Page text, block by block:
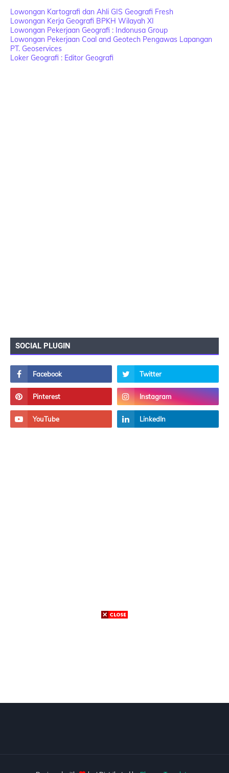
Lowongan Kartografi dan Ahli GIS Geografi Fresh
Lowongan Kerja Geografi BPKH Wilayah XI
Lowongan Pekerjaan Geografi : Indonusa Group
Lowongan Pekerjaan Coal and Geotech Pengawas Lapangan
PT. Geoservices
Loker Geografi : Editor Geografi
SOCIAL PLUGIN